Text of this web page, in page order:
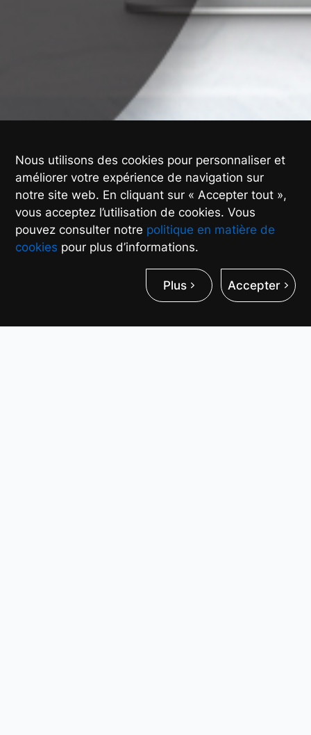
Nous utilisons des cookies pour personnaliser et
améliorer votre expérience de navigation sur
notre site web. En cliquant sur « Accepter tout »,
vous acceptez l’utilisation de cookies. Vous
pouvez consulter notre politique en matière de
cookies pour plus d’informations.
Plus Accepter